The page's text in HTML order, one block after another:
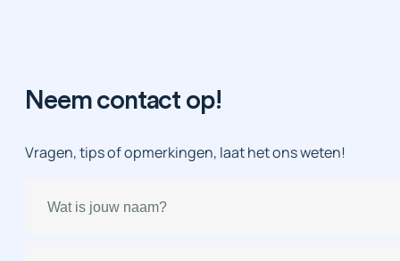
Neem contact op!
Vragen, tips of opmerkingen, laat het ons weten!